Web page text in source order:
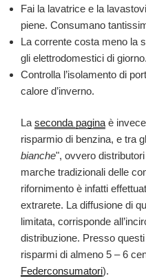
Fai la lavatrice e la
piene. Consumano
La corrente costa meno la
gli elettrodomestici di giorno.
Controlla l’isolamento di
calore d’inverno.
La seconda pagina è
risparmio di benzina, e tra
bianche", ovvero
marche tradizionali delle
rifornimento è infatti
extrarete. La diffusione di
limitata, corrisponde
distribuzione. Presso
risparmi di almeno 5 – 6
Federconsumatori).